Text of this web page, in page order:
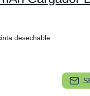
desechable